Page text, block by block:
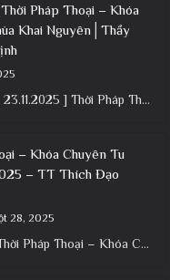
Pháp Thoại – Khóa
Khai Nguyên│Thầy
+ Pháp thoại: [ 23.11.2025 ] Thời Pháp Thoại – Khóa Chuyên Tu Chùa Khai Nguyên│Thầy Thích Đạo Thịnh +
– Khóa Chuyên Tu
– TT Thích Đạo
28, 2025
+ Pháp thoại: Thời Pháp Thoại – Khóa Chuyên Tu Ngày 23/11/2025 – TT Thích Đạo Thịnh + Album: Pháp